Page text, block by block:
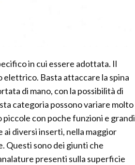
in cui essere adottata. Il
elettrico. Basta attaccare la spina
di mano, con la possibilità di
categoria possono variare molto
con poche funzioni e grandi
diversi inserti, nella maggior
Questi sono dei giunti che
presenti sulla superficie